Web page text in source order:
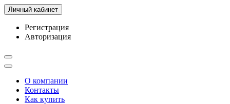
Личный кабинет
Регистрация
Авторизация
О компании
Контакты
Как купить